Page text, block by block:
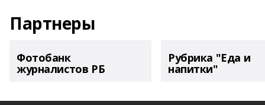
Партнеры
Фотобанк
журналистов РБ
Рубрика "Еда и
напитки"